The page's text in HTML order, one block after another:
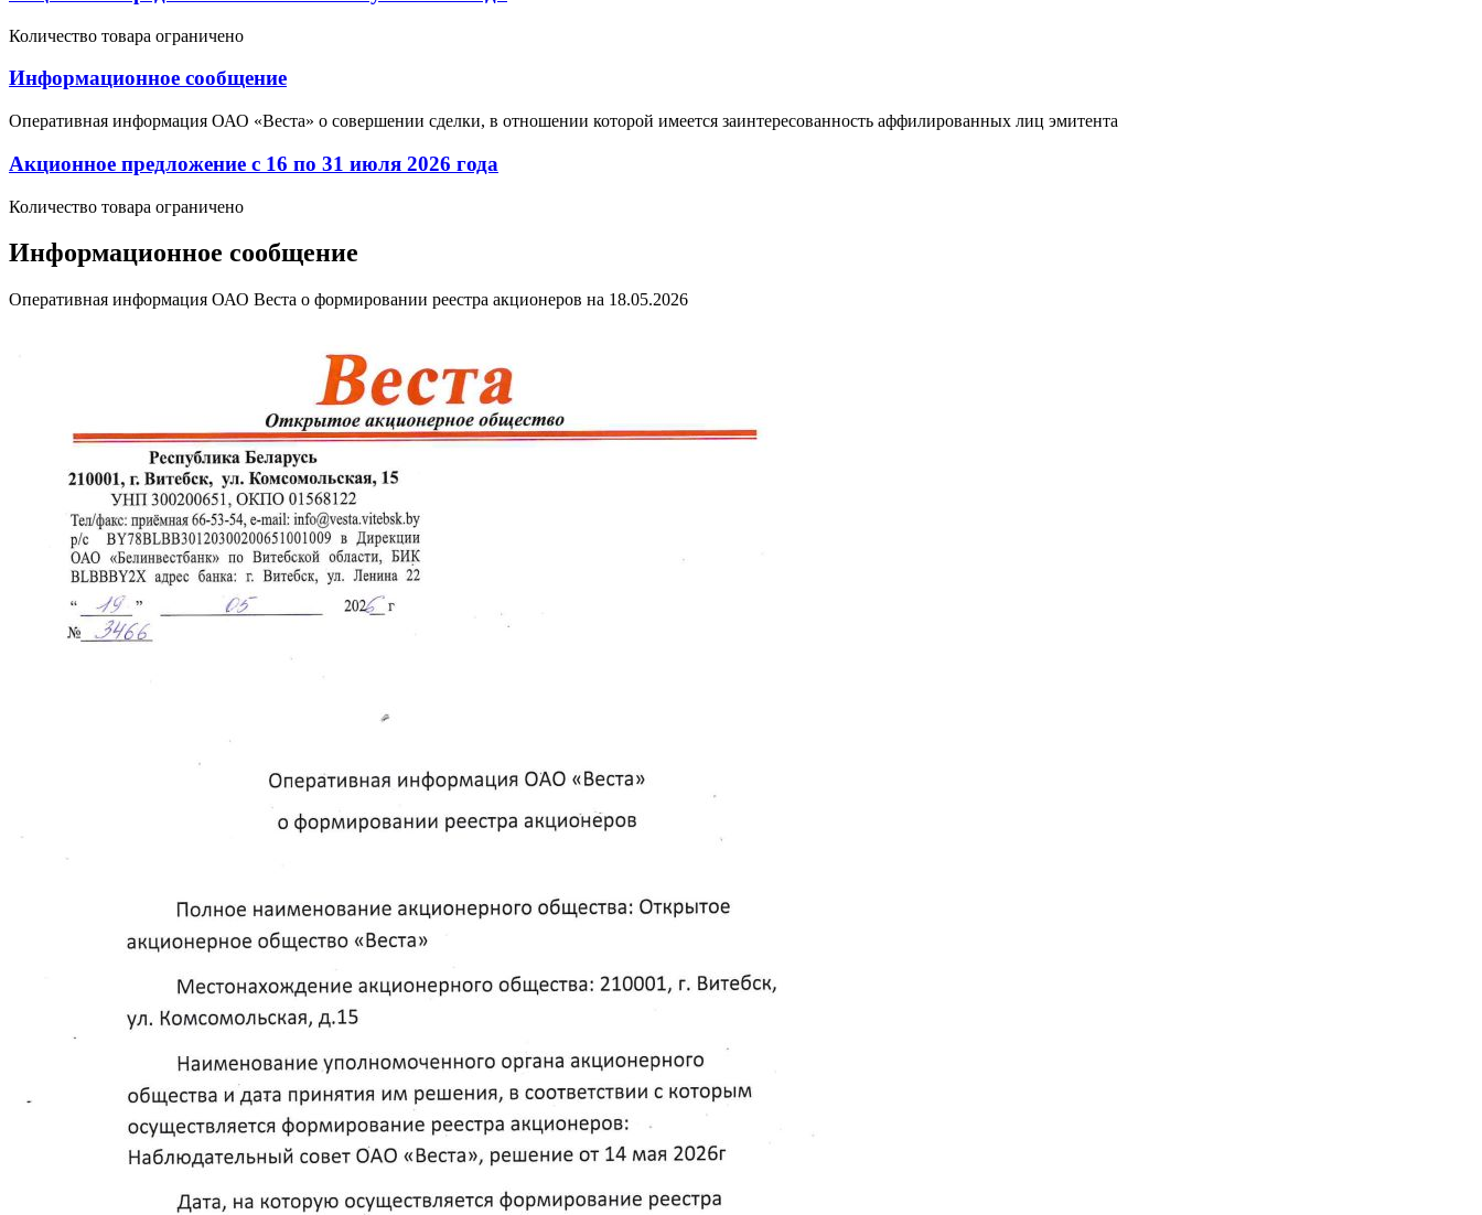
Количество товара ограничено
Информационное сообщение
Оперативная информация ОАО «Веста» о совершении сделки, в отношении которой имеется заинтересованность аффилированных лиц эмитента
Акционное предложение с 16 по 31 июля 2026 года
Количество товара ограничено
Информационное сообщение
Оперативная информация ОАО Веста о формировании реестра акционеров на 18.05.2026